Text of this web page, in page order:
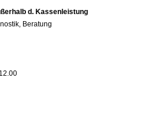
d. Kassenleistung
Beratung